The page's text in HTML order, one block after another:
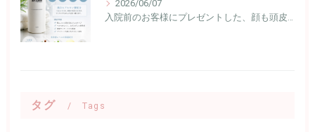
2026/06/07
入院前のお客様にプレゼントした、顔も頭皮も全身も使える保湿ジェル
タグ Tags